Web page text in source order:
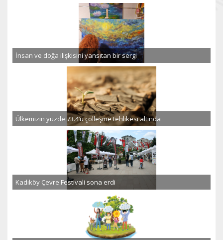
İnsan ve doğa ilişkisini yansıtan bir sergi
Ülkemizin yüzde 73.4’ü çölleşme tehlikesi altında
Kadıköy Çevre Festivali sona erdi